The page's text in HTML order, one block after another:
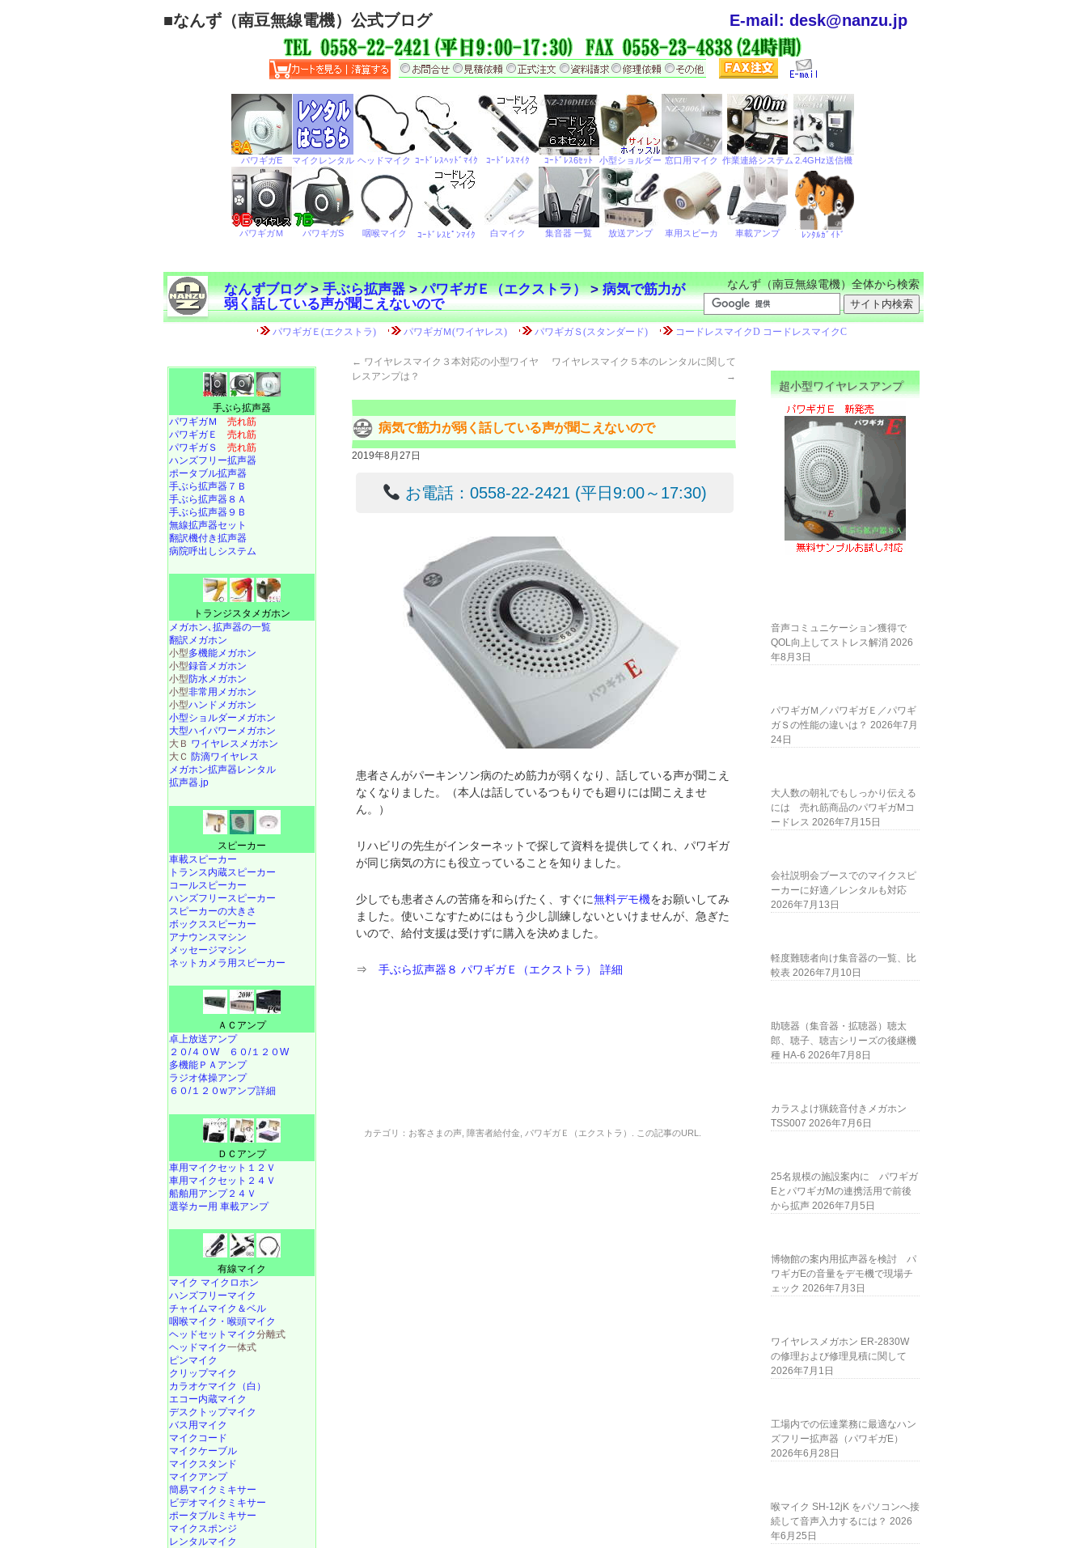
■なんず（南豆無線電機）公式ブログ E-mail: desk@nanzu.jp
なんずブログ>手ぶら拡声器>パワギガＥ（エクストラ）>病気で筋力が
弱く話している声が聞こえないので
なんず（南豆無線電機）全体から検索
← ワイヤレスマイク３本対応の小型ワイヤ
レスアンプは？
ワイヤレスマイク５本のレンタルに関して
→
病気で筋力が弱く話している声が聞こえないので
2019年8月27日
お電話：0558-22-2421 (平日9:00～17:30)
患者さんがパーキンソン病のため筋力が弱くなり、話している声が聞こえ
なくなりました。（本人は話しているつもりでも廻りには聞こえませ
ん。）
リハビリの先生がインターネットで探して資料を提供してくれ、パワギガ
が同じ病気の方にも役立っていることを知りました。
少しでも患者さんの苦痛を和らげたく、すぐに無料デモ機をお願いしてみ
ました。使いこなすためにはもう少し訓練しないといけませんが、急ぎた
いので、給付支援は受けずに購入を決めました。
⇒手ぶら拡声器８ パワギガＥ（エクストラ） 詳細
カテゴリ： お客さまの声, 障害者給付金,パワギガＥ（エクストラ） . この記事のURL.
手ぶら拡声器
パワギガＭ 売れ筋
パワギガＥ 売れ筋
パワギガＳ 売れ筋
ハンズフリー拡声器
ポータブル拡声器
手ぶら拡声器７Ｂ
手ぶら拡声器８Ａ
手ぶら拡声器９Ｂ
無線拡声器セット
翻訳機付き拡声器
病院呼出しシステム
トランジスタメガホン
メガホン､拡声器の一覧
翻訳メガホン
小型多機能メガホン
小型録音メガホン
小型防水メガホン
小型非常用メガホン
小型ハンドメガホン
小型ショルダーメガホン
大型ハイパワーメガホン
大Ｂ ワイヤレスメガホン
大Ｃ 防滴ワイヤレス
メガホン拡声器レンタル
拡声器.jp
スピーカー
車載スピーカー
トランス内蔵スピーカー
コールスピーカー
ハンズフリースピーカー
スピーカーの大きさ
ボックススピーカー
アナウンスマシン
メッセージマシン
ネットカメラ用スピーカー
ＡＣアンプ
卓上放送アンプ
２０/４０W
６０/１２０W
多機能ＰＡアンプ
ラジオ体操アンプ
６０/１２０wアンプ詳細
ＤＣアンプ
車用マイクセット１２Ｖ
車用マイクセット２４Ｖ
船舶用アンプ２４Ｖ
選挙カー用 車載アンプ
有線マイク
マイク マイクロホン
ハンズフリーマイク
チャイムマイク＆ベル
咽喉マイク・喉頭マイク
ヘッドセットマイク分離式
ヘッドマイク一体式
ピンマイク
クリップマイク
カラオケマイク（白）
エコー内蔵マイク
デスクトップマイク
バス用マイク
マイクコード
マイクケーブル
マイクスタンド
マイクアンプ
簡易マイクミキサー
ビデオマイクミキサー
ポータブルミキサー
マイクスポンジ
レンタルマイク
超小型ワイヤレスアンプ
音声コミュニケーション獲得で
QOL向上してストレス解消 2026
年8月3日
パワギガＭ／パワギガＥ／パワギ
ガＳの性能の違いは？ 2026年7月
24日
大人数の朝礼でもしっかり伝える
には 売れ筋商品のパワギガMコ
ードレス 2026年7月15日
会社説明会ブースでのマイクスピ
ーカーに好適／レンタルも対応
2026年7月13日
軽度難聴者向け集音器の一覧、比
較表 2026年7月10日
助聴器（集音器・拡聴器）聴太
郎、聴子、聴吉シリーズの後継機
種 HA-6 2026年7月8日
カラスよけ猟銃音付きメガホン
TSS007 2026年7月6日
25名規模の施設案内に パワギガ
EとパワギガMの連携活用で前後
から拡声 2026年7月5日
博物館の案内用拡声器を検討 パ
ワギガEの音量をデモ機で現場チ
ェック 2026年7月3日
ワイヤレスメガホン ER-2830W
の修理および修理見積に関して
2026年7月1日
工場内での伝達業務に最適なハン
ズフリー拡声器（パワギガE）
2026年6月28日
喉マイク SH-12jK をパソコンへ接
続して音声入力するには？ 2026
年6月25日